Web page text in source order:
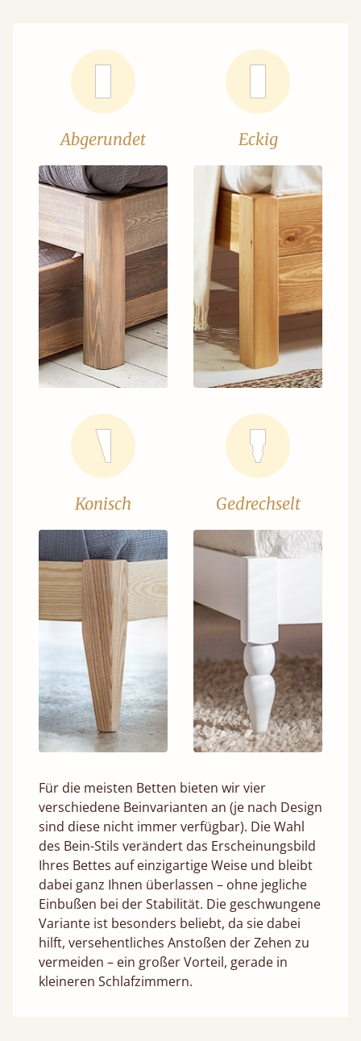
Abgerundet Eckig
Konisch Gedrechselt
Für die meisten Betten bieten wir vier
verschiedene Beinvarianten an (je nach Design
sind diese nicht immer verfügbar). Die Wahl
des Bein-Stils verändert das Erscheinungsbild
Ihres Bettes auf einzigartige Weise und bleibt
dabei ganz Ihnen überlassen – ohne jegliche
Einbußen bei der Stabilität. Die geschwungene
Variante ist besonders beliebt, da sie dabei
hilft, versehentliches Anstoßen der Zehen zu
vermeiden – ein großer Vorteil, gerade in
kleineren Schlafzimmern.